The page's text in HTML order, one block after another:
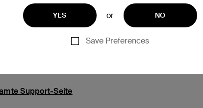
YES or NO
Save Preferences
Support-Seite